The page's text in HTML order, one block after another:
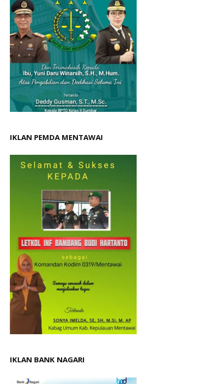
IKLAN PEMDA MENTAWAI
IKLAN BANK NAGARI